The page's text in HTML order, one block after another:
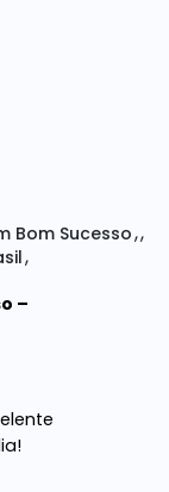
Bom Sucesso
–